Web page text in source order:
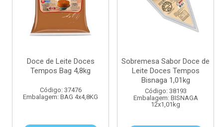
Doce de Leite Doces
Tempos Bag 4,8kg
Código: 37476
Embalagem: BAG 4x4,8KG
Sobremesa Sabor Doce de
Leite Doces Tempos
Bisnaga 1,01kg
Código: 38193
Embalagem: BISNAGA
12x1,01kg